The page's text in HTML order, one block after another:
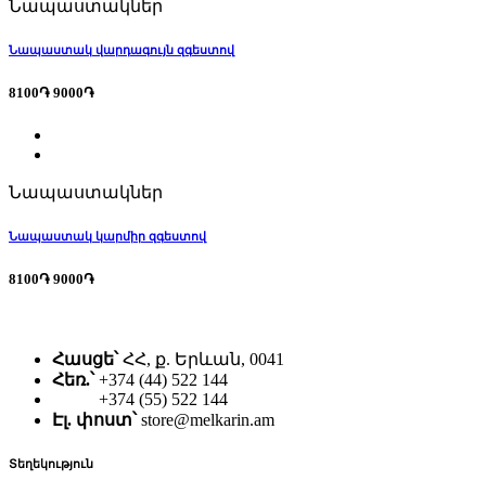
Նապաստակներ
Նապաստակ վարդագույն զգեստով
8100֏ 9000֏
Նապաստակներ
Նապաստակ կարմիր զգեստով
8100֏ 9000֏
Հասցե՝ՀՀ, ք. Երևան, 0041
Հեռ.՝+374 (44) 522 144
+374 (55) 522 144
Էլ. փոստ՝store@melkarin.am
Տեղեկություն